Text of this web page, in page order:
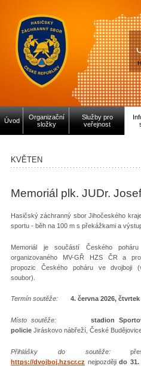
Úvod
Organizační
složky
Služby pro
veřejnost
KVĚTEN
Memoriál plk. JUDr.
Hasičský záchranný sbor Jihočeského
sportu - běh na 100 m s překážkami a
Memoriál je součástí Českého
organizovaného MV-GŘ HZS ČR a
propozic Českého poháru ve dvojboji
soubor).
Termín soutěže: 4. června 2026, čtvrtek
Místo soutěže:
stadion
policie Jiráskovo nábřeží, České
Přihlášky do soutěže:
https://dvojboj.hzscr.cz nejpozdějido 31.